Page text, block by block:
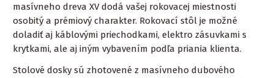
masívneho dreva XV dodá vašej rokovacej miestnosti
osobitý a prémiový charakter. Rokovací stôl je možné
doladiť aj káblovými priechodkami, elektro zásuvkami s
krytkami, ale aj iným vybavením podľa priania klienta.
Stolové dosky sú zhotovené z masívneho dubového